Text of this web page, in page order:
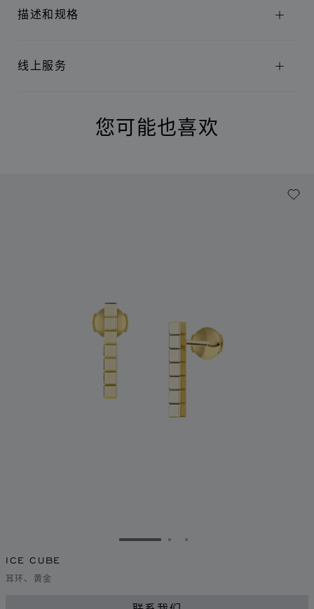
描述和规格
线上服务
您可能也喜欢
转到幻灯片 1转到幻灯片 2
转到幻灯片 3
ICE CUBE
耳环、黄金